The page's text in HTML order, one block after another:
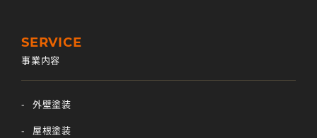
事業内容
外壁塗装
屋根塗装